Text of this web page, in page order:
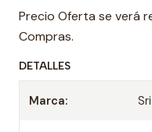
Precio Oferta se verá
Compras.
DETALLES
Marca: